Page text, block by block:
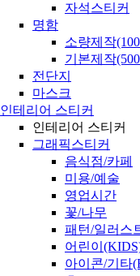
자석스티커
명함
소량제작
기본제작
전단지
마스크
인테리어 스티커
인테리어 스티커
그래픽스티커
음식점/카페
미용/예술
영업시간
꽃/나무
패턴/일러스
어린이
아이콘/기타